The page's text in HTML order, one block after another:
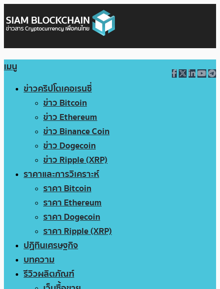
เมนู
ข่าวคริปโตเคอเรนซี่
ข่าว Bitcoin
ข่าว Ethereum
ข่าว Binance Coin
ข่าว Dogecoin
ข่าว Ripple (XRP)
ราคาและการวิเคราะห์
ราคา Bitcoin
ราคา Ethereum
ราคา Dogecoin
ราคา Ripple (XRP)
ปฏิทินเศรษฐกิจ
บทความ
รีวิวผลิตภัณฑ์